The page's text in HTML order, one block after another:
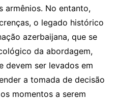
armênios. No entanto,
o legado histórico
azerbaijana, que se
da abordagem,
devem ser levados em
a tomada de decisão
momentos a serem